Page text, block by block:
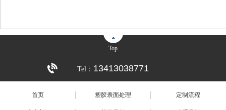
Top
Tel： 13413038771
首页 塑胶表面处理 定制流程